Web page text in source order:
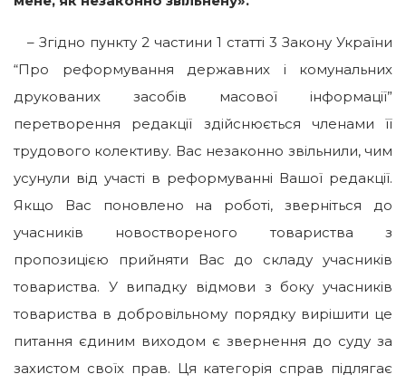
– Згідно пункту 2 частини 1 статті 3 Закону України
“Про реформування державних і комунальних
друкованих засобів масової інформації”
перетворення редакції здійснюється членами її
трудового колективу. Вас незаконно звільнили, чим
усунули від участі в реформуванні Вашої редакції.
Якщо Вас поновлено на роботі, зверніться до
учасників новоствореного товариства з
пропозицією прийняти Вас до складу учасників
товариства. У випадку відмови з боку учасників
товариства в добровільному порядку вирішити це
питання єдиним виходом є звернення до суду за
захистом своїх прав. Ця категорія справ підлягає